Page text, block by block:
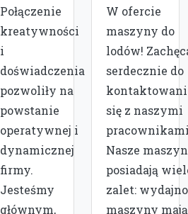
Połączenie
kreatywności
i
doświadczenia
pozwoliły na
powstanie
operatywnej i
dynamicznej
firmy.
Jesteśmy
głównym,
W ofercie
maszyny do
lodów!
serdecznie do
się z naszymi
Nasze
posiadają
zalet:
maszyny mają